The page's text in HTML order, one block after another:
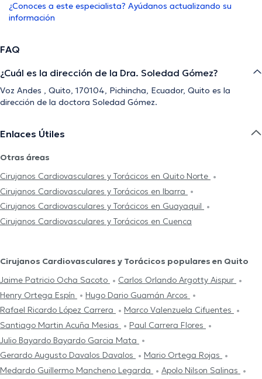
¿Conoces a este especialista? Ayúdanos actualizando su
información
FAQ
¿Cuál es la dirección de la Dra. Soledad Gómez?
Voz Andes , Quito, 170104, Pichincha, Ecuador, Quito es la
dirección de la doctora Soledad Gómez.
Enlaces Útiles
Otras áreas
Cirujanos Cardiovasculares y Torácicos en Quito Norte
Cirujanos Cardiovasculares y Torácicos en Ibarra
Cirujanos Cardiovasculares y Torácicos en Guayaquil
Cirujanos Cardiovasculares y Torácicos en Cuenca
Cirujanos Cardiovasculares y Torácicos populares en Quito
Jaime Patricio Ocha Sacoto
Carlos Orlando Argotty Aispur
Henry Ortega Espín
Hugo Dario Guamán Arcos
Rafael Ricardo López Carrera
Marco Valenzuela Cifuentes
Santiago Martin Acuña Mesias
Paul Carrera Flores
Julio Bayardo Bayardo Garcia Mata
Gerardo Augusto Davalos Davalos
Mario Ortega Rojas
Medardo Guillermo Mancheno Legarda
Apolo Nilson Salinas